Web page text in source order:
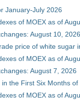
January-July 2026
of MOEX as of
August 10, 2026
price of white sugar
of MOEX as of
August 7, 2026
the First Six Months of
of MOEX as of